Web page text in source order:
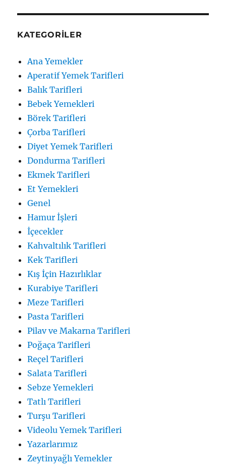
KATEGORILER
Ana Yemekler
Aperatif Yemek Tarifleri
Balık Tarifleri
Bebek Yemekleri
Börek Tarifleri
Çorba Tarifleri
Diyet Yemek Tarifleri
Dondurma Tarifleri
Ekmek Tarifleri
Et Yemekleri
Genel
Hamur İşleri
İçecekler
Kahvaltılık Tarifleri
Kek Tarifleri
Kış İçin Hazırlıklar
Kurabiye Tarifleri
Meze Tarifleri
Pasta Tarifleri
Pilav ve Makarna Tarifleri
Poğaça Tarifleri
Reçel Tarifleri
Salata Tarifleri
Sebze Yemekleri
Tatlı Tarifleri
Turşu Tarifleri
Videolu Yemek Tarifleri
Yazarlarımız
Zeytinyağlı Yemekler